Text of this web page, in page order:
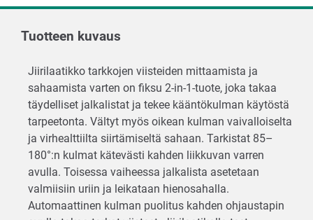
Tuotteen kuvaus
Jiirilaatikko tarkkojen viisteiden mittaamista ja
sahaamista varten on fiksu 2-in-1-tuote, joka takaa
täydelliset jalkalistat ja tekee kääntökulman käytöstä
tarpeetonta. Vältyt myös oikean kulman vaivalloiselta
ja virhealttiilta siirtämiseltä sahaan. Tarkistat 85–
180°:n kulmat kätevästi kahden liikkuvan varren
avulla. Toisessa vaiheessa jalkalista asetetaan
valmiisiin uriin ja leikataan hienosahalla.
Automaattinen kulman puolitus kahden ohjaustapin